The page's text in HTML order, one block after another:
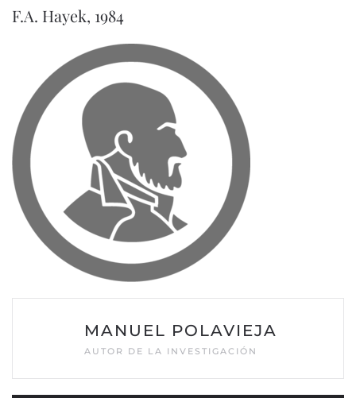
F.A. Hayek, 1984
MANUEL POLAVIEJA
AUTOR DE LA INVESTIGACIÓN